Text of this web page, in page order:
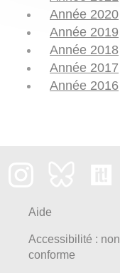
Année 2020
Année 2019
Année 2018
Année 2017
Année 2016
Aide
Accessibilité : non
conforme